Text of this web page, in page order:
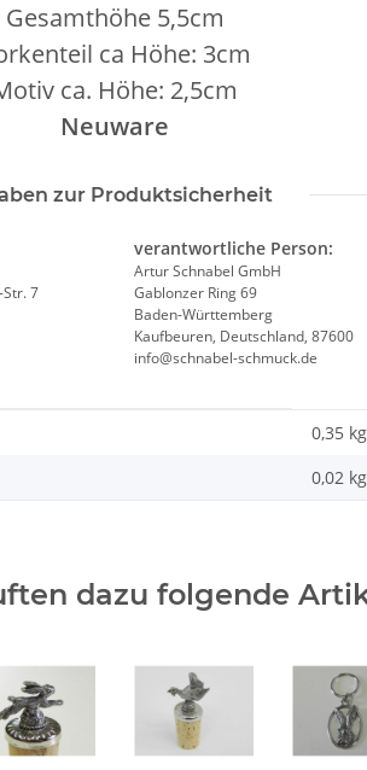
Gesamthöhe 5,5cm
ca Höhe: 3cm
ca. Höhe: 2,5cm
Neuware
zur Produktsicherheit
7
verantwortliche Person:
Artur Schnabel GmbH
Gablonzer Ring 69
Baden-Württemberg
Kaufbeuren, Deutschland, 87600
info@schnabel-schmuck.de
0,35 kg
0,02 kg
dazu folgende